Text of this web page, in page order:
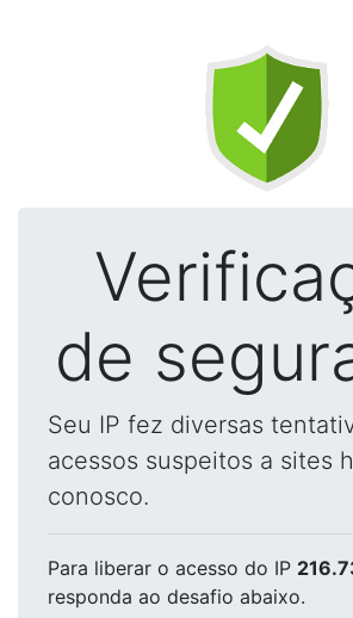
de
Seu IP fez diversas
acessos suspeitos a sites
conosco.
Para liberar o acesso do IP
responda ao desafio abaixo.